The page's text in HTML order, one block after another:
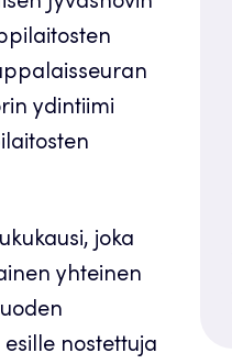
ydintiimi
joka
yhteinen
nostettuja